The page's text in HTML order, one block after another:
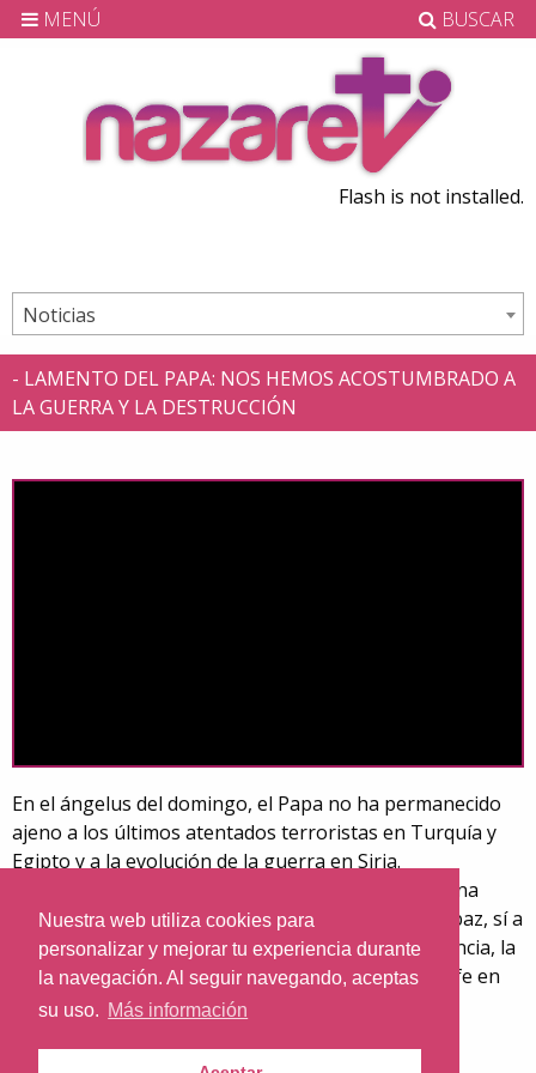
Nuestra web utiliza cookies para
personalizar y mejorar tu experiencia durante
la navegación. Al seguir navegando, aceptas
su uso. Más información
MENÚ BUSCAR
Flash is not installed.
Noticias
- LAMENTO DEL PAPA: NOS HEMOS ACOSTUMBRADO A
LA GUERRA Y LA DESTRUCCIÓN
En el ángelus del domingo, el Papa no ha permanecido
ajeno a los últimos atentados terroristas en Turquía y
Egipto y a la evolución de la guerra en Siria.
"Pido el compromiso de todos para que se haga una
elección de civilización: no a la destrucción, sí a la paz, sí a
la gente de Alepo y de Siria”. Dijo que ante la violencia, la
destrucción y la muerte solo cabe una respuesta: fe en
Dios y unidad en los valores humanos y cívicos.